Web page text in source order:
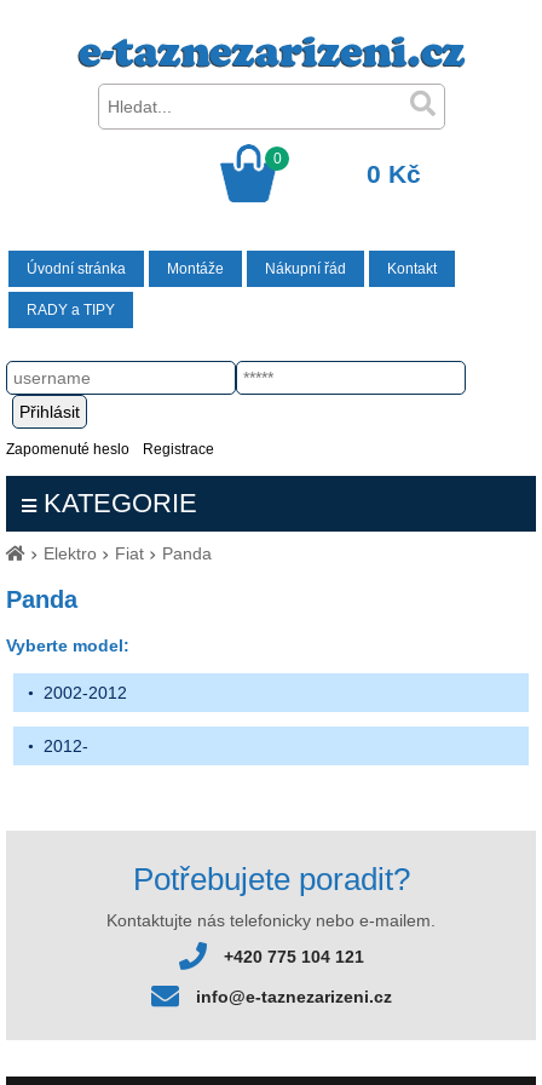
0
0 Kč
Úvodní stránka Montáže Nákupní řád Kontakt
RADY a TIPY
Zapomenuté heslo Registrace
KATEGORIE
Elektro Fiat Panda
Panda
Vyberte model:
2002-2012
2012-
Potřebujete poradit?
Kontaktujte nás telefonicky nebo e-mailem.
+420 775 104 121
info@e-taznezarizeni.cz